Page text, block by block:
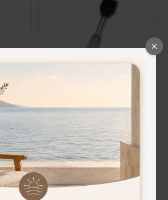
Παγοθραύστης χειροκίνητος "Misty" από πλαστικό 21cm
3.70€
Άμεση Αγορά